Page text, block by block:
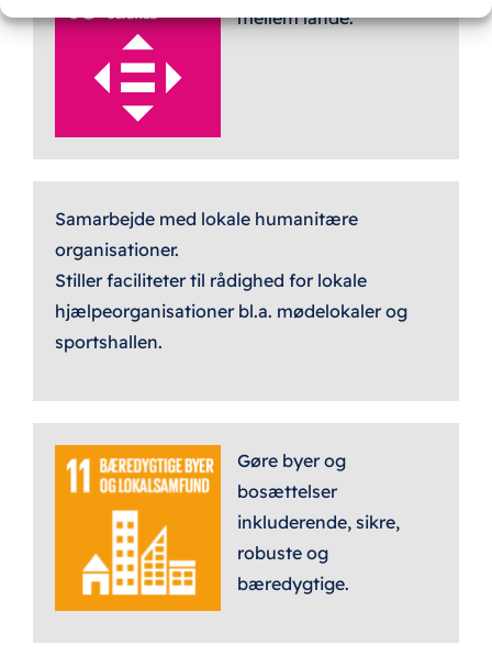
mellem lande.
Samarbejde med lokale humanitære
organisationer.
Stiller faciliteter til rådighed for lokale
hjælpeorganisationer bl.a. mødelokaler og
sportshallen.
Gøre byer og
bosættelser
inkluderende, sikre,
robuste og
bæredygtige.